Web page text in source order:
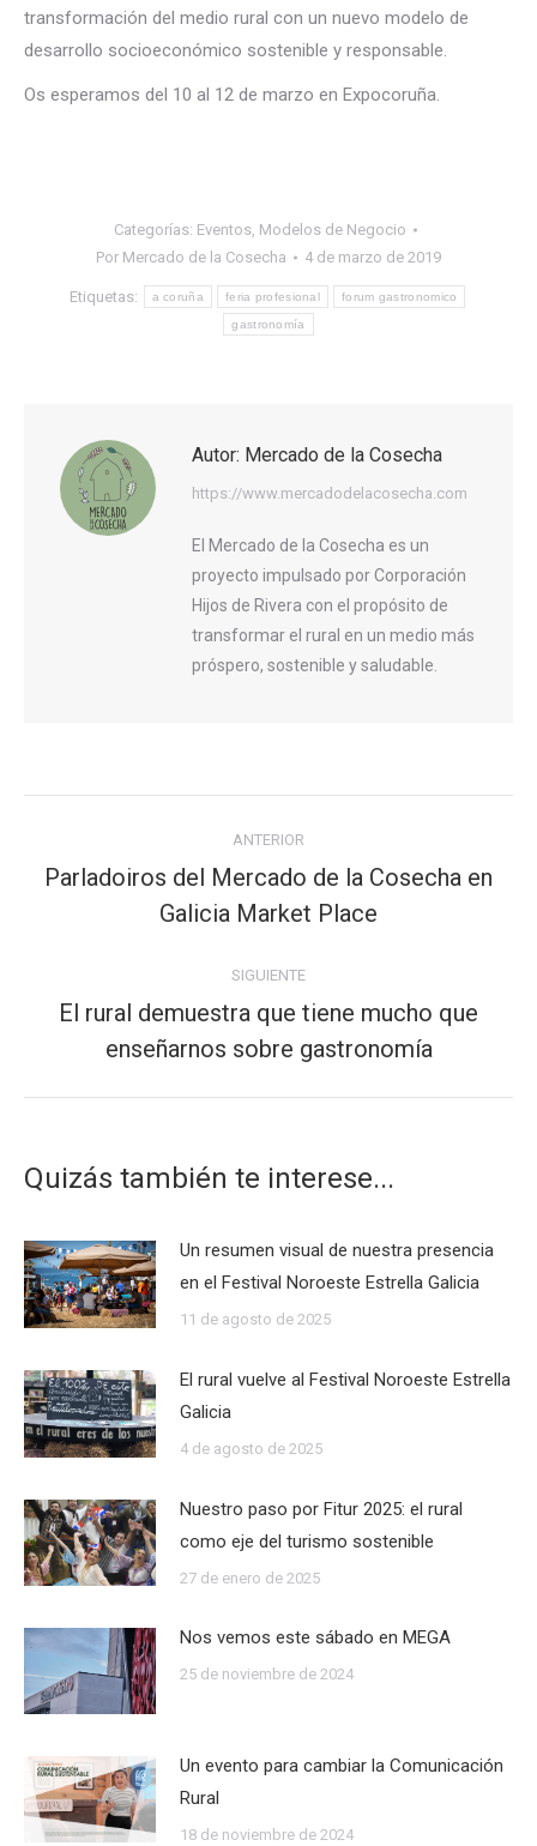
transformación del medio rural con un nuevo modelo de
desarrollo socioeconómico sostenible y responsable.
Os esperamos del 10 al 12 de marzo en Expocoruña.
Categorías: Eventos, Modelos de Negocio
Por Mercado de la Cosecha 4 de marzo de 2019
Etiquetas: a coruña feria profesional forum gastronomico
gastronomía
Autor: Mercado de la Cosecha
https://www.mercadodelacosecha.com
El Mercado de la Cosecha es un
proyecto impulsado por Corporación
Hijos de Rivera con el propósito de
transformar el rural en un medio más
próspero, sostenible y saludable.
publicaciones
ANTERIOR
Publicación
anterior:
Parladoiros del Mercado de la Cosecha en
Galicia Market Place
SIGUIENTE
Publicación
siguiente:
El rural demuestra que tiene mucho que
enseñarnos sobre gastronomía
Quizás también te interese...
Un resumen visual de nuestra presencia
en el Festival Noroeste Estrella Galicia
11 de agosto de 2025
El rural vuelve al Festival Noroeste Estrella
Galicia
4 de agosto de 2025
Nuestro paso por Fitur 2025: el rural
como eje del turismo sostenible
27 de enero de 2025
Nos vemos este sábado en MEGA
25 de noviembre de 2024
Un evento para cambiar la Comunicación
Rural
18 de noviembre de 2024